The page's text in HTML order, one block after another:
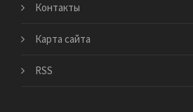
Контакты
Карта сайта
RSS